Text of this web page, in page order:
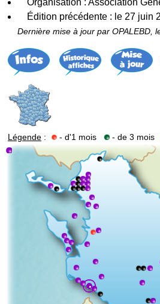
Édition précédente : le 27 juin
Dernière mise à jour par OPALEBD,
Légende : - d'1 mois - de 3 mois